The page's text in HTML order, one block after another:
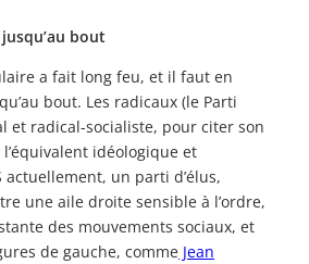
bout
a fait long feu, et il faut en
bout. Les radicaux (le Parti
et radical-socialiste, pour citer son
idéologique et
actuellement, un parti d’élus,
une aile droite sensible à l’ordre,
des mouvements sociaux, et
de gauche, comme Jean